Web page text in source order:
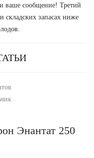
ваше сообщение! Третий
складских запасах ниже
Энантат 250